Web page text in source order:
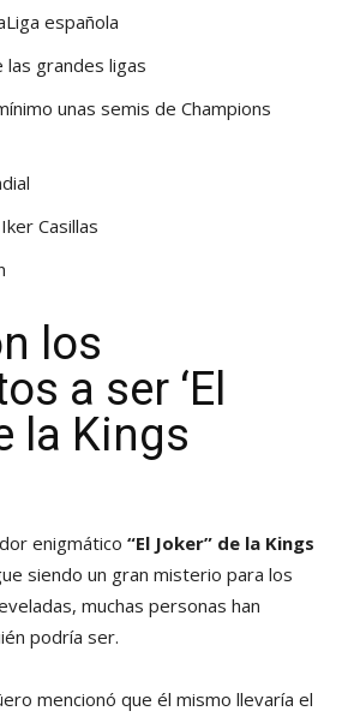
española
las grandes ligas
unas semis de Champions
Casillas
los
a ser ‘El
la Kings
enigmático “El Joker” de la Kings
siendo un gran misterio para los
muchas personas han
podría ser.
mencionó que él mismo llevaría el